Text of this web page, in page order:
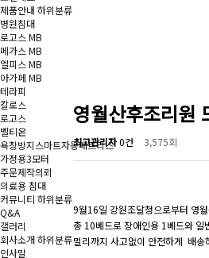
제품안내 하위분류
병원침대
로고스 MB
메가스 MB
엘피스 MB
아가페 MB
테라피
칼로스
로고스
벨티온
욕창방지스마트자동매트리스
가정용3모터
주문제작의뢰
의료용 침대
커뮤니티 하위분류
Q&A
갤러리
회사소개하위분류
인사말
영월산후조리원
최고관리자0건 3,575회
9월16일 강원조달청으로부터 영
총 10베드로 장애인용 1베드와 일
멀리까지 사고없이 안전하게 배